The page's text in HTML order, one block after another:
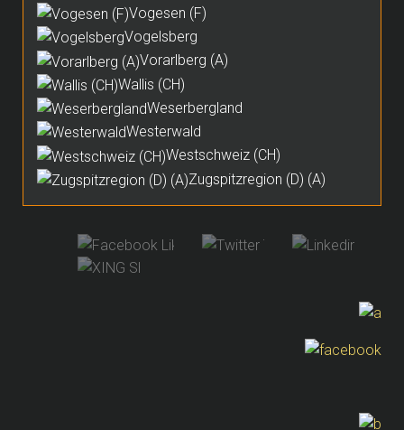
Vogesen (F)
Vogelsberg
Vorarlberg (A)
Wallis (CH)
Weserbergland
Westerwald
Westschweiz (CH)
Zugspitzregion (D) (A)